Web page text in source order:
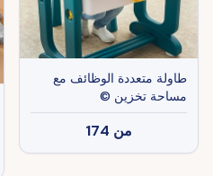
طاولة متعددة الوظائف مع
مساحة تخزين ©
من 174